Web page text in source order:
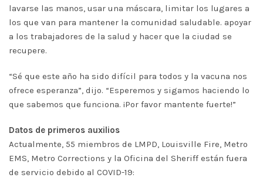
lavarse las manos, usar una máscara, limitar los lugares a
los que van para mantener la comunidad saludable. apoyar
a los trabajadores de la salud y hacer que la ciudad se
recupere.
“Sé que este año ha sido difícil para todos y la vacuna nos
ofrece esperanza”, dijo. “Esperemos y sigamos haciendo lo
que sabemos que funciona. ¡Por favor mantente fuerte!”
Datos de primeros auxilios
Actualmente, 55 miembros de LMPD, Louisville Fire, Metro
EMS, Metro Corrections y la Oficina del Sheriff están fuera
de servicio debido al COVID-19: